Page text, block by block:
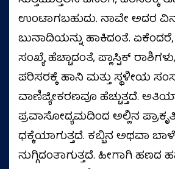
ಉಂಟಾಗಬಹುದು. ನಾವೇ ಅದರ
ಬುನಾದಿಯನ್ನು ಹಾಕಿದಂತೆ.
ಸಂಖ್ಯೆ ಹೆಚ್ಚಾದಂತೆ, ಪ್ಲಾಸ್ಟಿಕ್
ಪರಿಸರಕ್ಕೆ ಹಾನಿ ಮತ್ತು ಸ್ಥಳೀಯ
ವಾಣಿಜ್ಯೀಕರಣವೂ ಹೆಚ್ಚುತ್ತದೆ.
ಪ್ರವಾಸೋದ್ಯಮದಿಂದ ಅಲ್ಲಿನ
ಧಕ್ಕೆಯಾಗುತ್ತದೆ. ಕಬ್ಬಿನ ಅಥವಾ
ನುಗ್ಗಿದಂತಾಗುತ್ತದೆ. ಹೀಗಾಗಿ ಹಣದ